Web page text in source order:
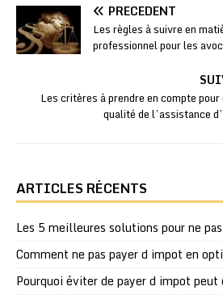
PRÉCÉDENT
Les règles à suivre en
professionnel pour les
Les critères à prendre en compte
qualité de l’assistance
ARTICLES RÉCENTS
Les 5 meilleures solutions pour ne
Comment ne pas payer d impot en
Pourquoi éviter de payer d impot peut